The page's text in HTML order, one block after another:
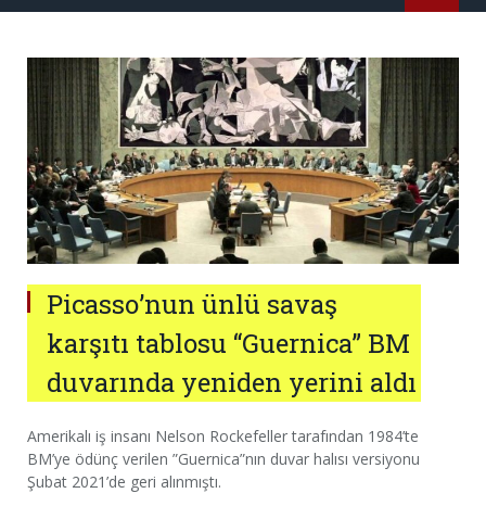
Picasso’nun ünlü savaş
karşıtı tablosu “Guernica” BM
duvarında yeniden yerini aldı
Amerikalı iş insanı Nelson Rockefeller tarafından 1984’te
BM’ye ödünç verilen ”Guernica”nın duvar halısı versiyonu
Şubat 2021’de geri alınmıştı.